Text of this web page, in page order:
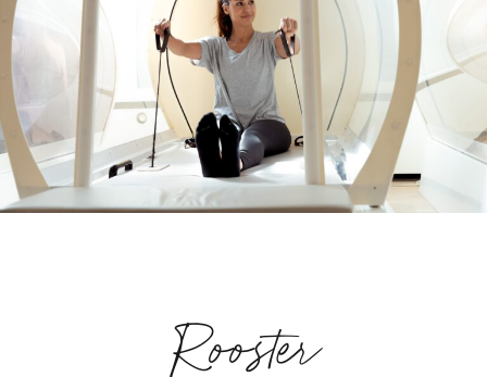
Rooster